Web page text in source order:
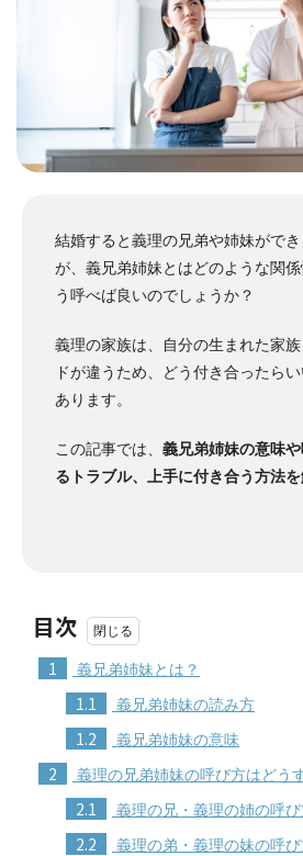
結婚すると義理の兄弟や姉妹がで
が、義兄弟姉妹とはどのような関
う呼べば良いのでしょうか？
義理の家族は、自分の生まれた家
ドが違うため、どう付き合ったら
あります。
この記事では、 義兄弟姉妹の意味
るトラブル、上手に付き合う方法
目次
1 義兄弟姉妹とは？
1.1 義兄弟姉妹の読み方
1.2 義兄弟姉妹の意味
2 義理の兄弟姉妹の呼び方はどう
2.1 義理の兄・義理の姉の呼
2.2 義理の弟・義理の妹の呼